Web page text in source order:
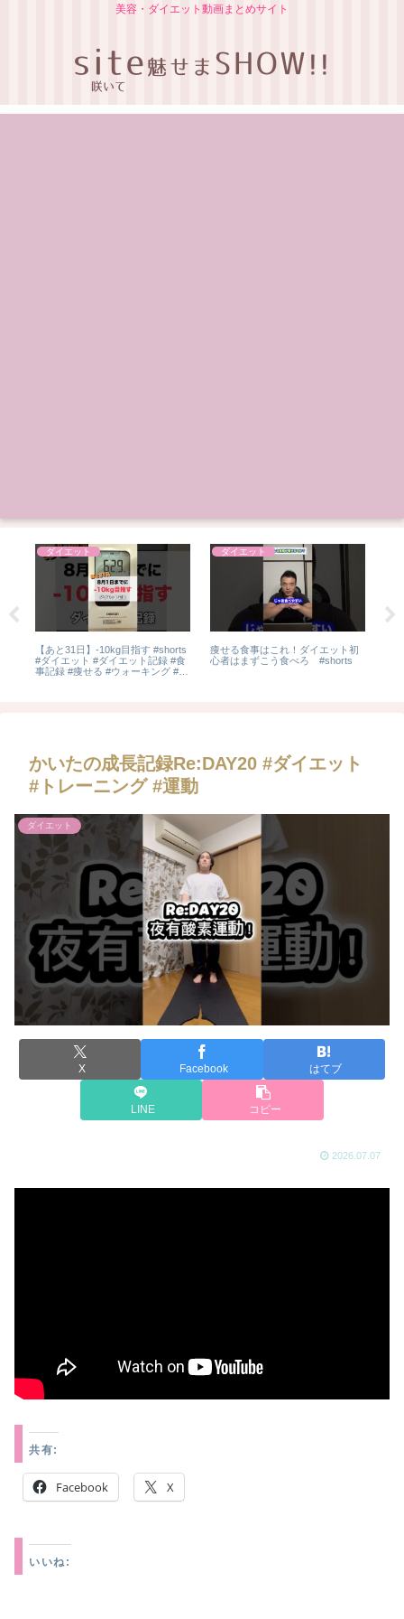
美容・ダイエット動画まとめサイト
ダイエット
【あと31日】-10kg目指す #shorts
#ダイエット #ダイエット記録 #食
事記録 #痩せる #ウォーキング #ラ
ダイエット
痩せる食事はこれ！ダイエット初
心者はまずこう食べろ #shorts
かいたの成長記録Re:DAY20 #ダイエット
#トレーニング #運動
ダイエット
X Facebook はてブ
LINE コピー
2026.07.07
共有:
Facebook X
いいね: